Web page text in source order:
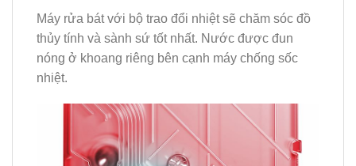
Máy rửa bát với bộ trao đổi nhiệt sẽ chăm sóc đồ
thủy tính và sành sứ tốt nhất. Nước được đun
nóng ở khoang riêng bên cạnh máy chống sốc
nhiệt.